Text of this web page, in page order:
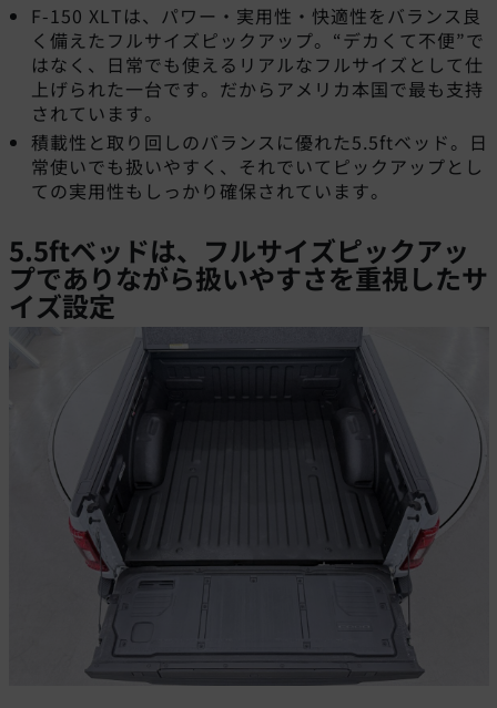
F-150 XLTは、パワー・実用性・快適性をバランス良
く備えたフルサイズピックアップ。“デカくて不便”で
はなく、日常でも使えるリアルなフルサイズとして仕
上げられた一台です。だからアメリカ本国で最も支持
されています。
積載性と取り回しのバランスに優れた5.5ftベッド。日
常使いでも扱いやすく、それでいてピックアップとし
ての実用性もしっかり確保されています。
5.5ftベッドは、フルサイズピックアッ
プでありながら扱いやすさを重視したサ
イズ設定